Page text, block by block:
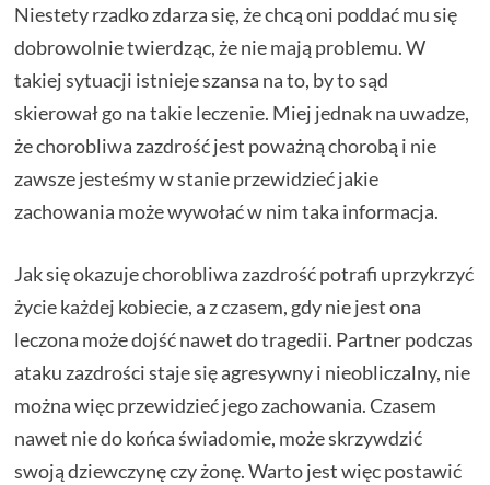
Niestety rzadko zdarza się, że chcą oni poddać mu się
dobrowolnie twierdząc, że nie mają problemu. W
takiej sytuacji istnieje szansa na to, by to sąd
skierował go na takie leczenie. Miej jednak na uwadze,
że chorobliwa zazdrość jest poważną chorobą i nie
zawsze jesteśmy w stanie przewidzieć jakie
zachowania może wywołać w nim taka informacja.
Jak się okazuje chorobliwa zazdrość potrafi uprzykrzyć
życie każdej kobiecie, a z czasem, gdy nie jest ona
leczona może dojść nawet do tragedii. Partner podczas
ataku zazdrości staje się agresywny i nieobliczalny, nie
można więc przewidzieć jego zachowania. Czasem
nawet nie do końca świadomie, może skrzywdzić
swoją dziewczynę czy żonę. Warto jest więc postawić